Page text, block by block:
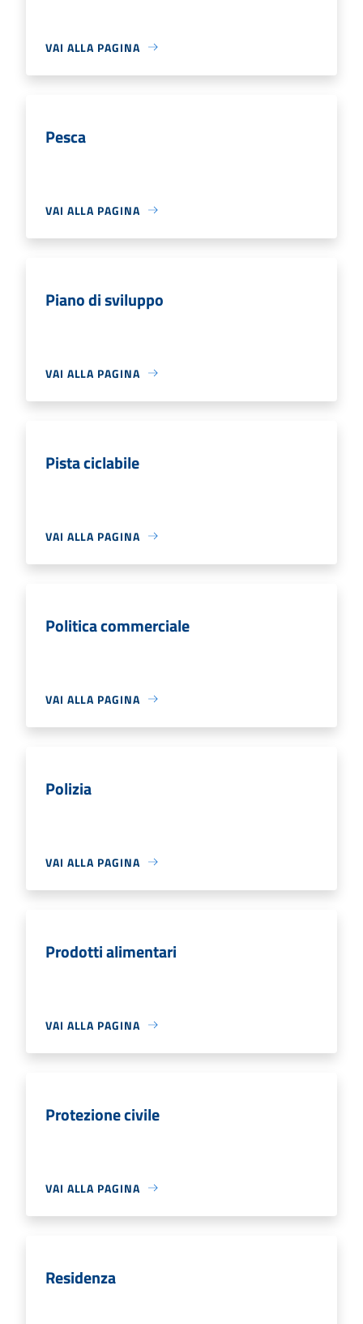
VAI ALLA PAGINA
Pesca
VAI ALLA PAGINA
Piano di sviluppo
VAI ALLA PAGINA
Pista ciclabile
VAI ALLA PAGINA
Politica commerciale
VAI ALLA PAGINA
Polizia
VAI ALLA PAGINA
Prodotti alimentari
VAI ALLA PAGINA
Protezione civile
VAI ALLA PAGINA
Residenza